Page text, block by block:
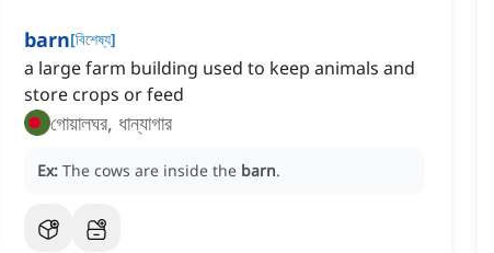
barn[বিশেষ্য]
a large farm building used to keep animals and
store crops or feed
গোয়ালঘর, ধান্যাগার
Ex: The cows are inside the barn.